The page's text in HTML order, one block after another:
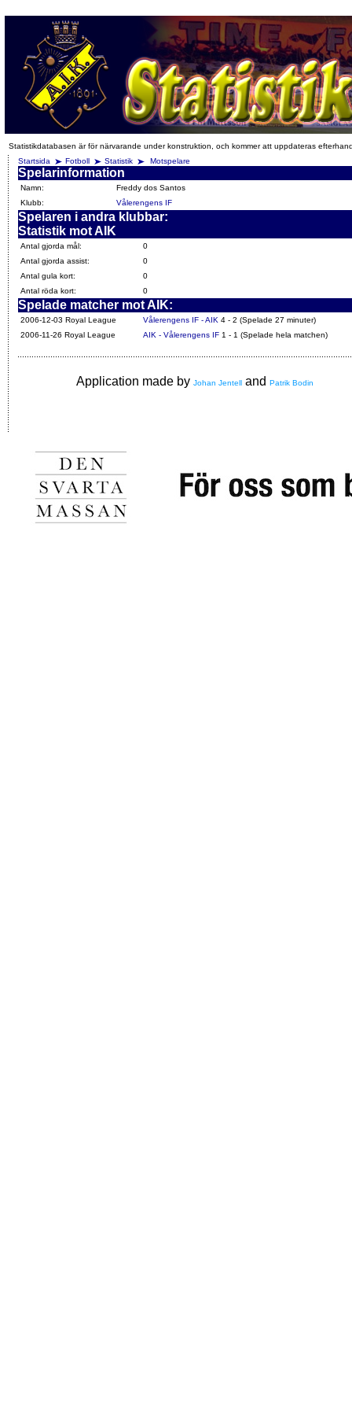
Statistikdatabasen är för närvarande under konstruktion, och kommer att uppdateras
Startsida
Fotboll Statistik Motspelare
Spelarinformation
Namn:
Freddy dos Santos
Klubb:
Vålerengens IF
Spelaren i andra klubbar:
Statistik mot AIK
Antal gjorda mål:
0
Antal gjorda assist:
0
Antal gula kort:
0
Antal röda kort:
0
Spelade matcher mot AIK:
2006-12-03 Royal League Vålerengens IF - AIK 4 - 2 (Spelade 27 minuter)
2006-11-26 Royal League
AIK - Vålerengens IF 1 - 1 (Spelade hela matchen)
Application made by Johan Jentell and Patrik Bodin